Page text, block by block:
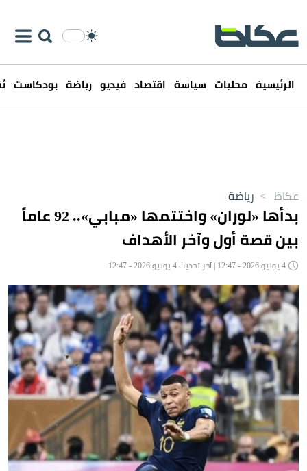
الرئيسية محليات سياسة اقتصاد فيديو رياضة بودكاست
عكاظ > رياضة
بدأها «لوران» واختتمها «مبابي».. 92 عاماً
بين قصة أول وآخر الأهداف